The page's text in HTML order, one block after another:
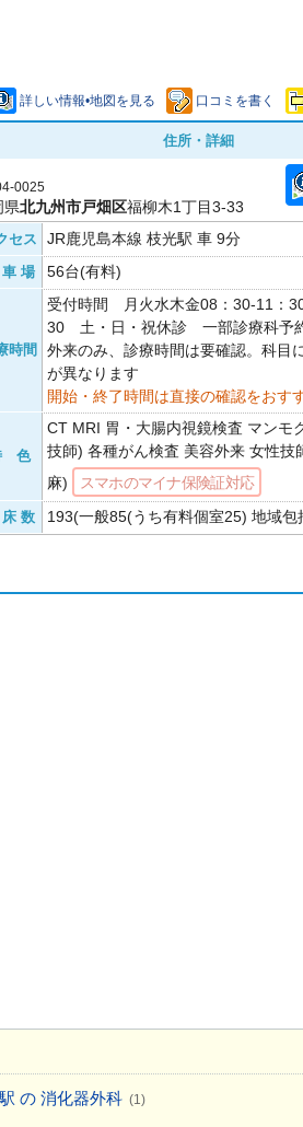
詳しい情報•地図を見る 口コミを書く
住所・詳細
0025
県北九州市戸畑区福柳木1丁目3-33
セス JR鹿児島本線 枝光駅 車 9分
場 56台(有料)
時間
受付時間 月火水木金08：30-11：
30 土・日・祝休診 一部診療科予
外来のみ、診療時間は要確認。科目
が異なります
開始・終了時間は直接の確認をおす
色
CT MRI 胃・大腸内視鏡検査 マンモ
技師) 各種がん検査 美容外来 女性技
麻)
スマホのマイナ保険証対応
数 193(一般85(うち有料個室25) 地域包
の 消化器外科 (1)